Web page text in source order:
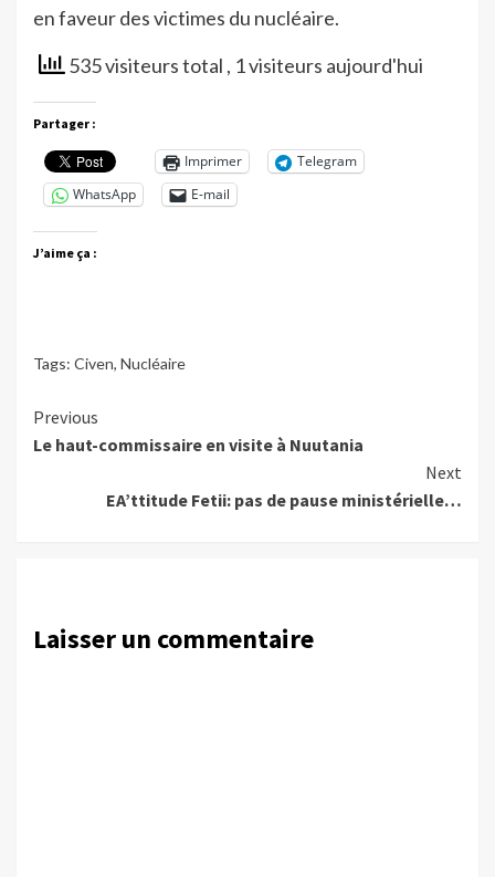
en faveur des victimes du nucléaire.
535 visiteurs total , 1 visiteurs aujourd'hui
Partager :
Imprimer
Telegram
WhatsApp
E-mail
J’aime ça :
Tags: Civen, Nucléaire
Continue
Reading
Previous
Le haut-commissaire en visite à Nuutania
Next
EA’ttitude Fetii: pas de pause ministérielle…
Laisser un commentaire